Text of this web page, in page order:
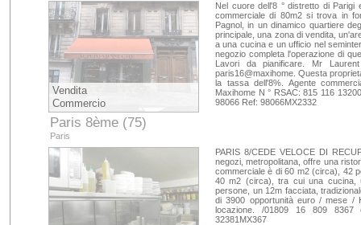
Vendita
Commercio
Paris 8ème (75)
Paris
Nel cuore dell'8 ° distretto di
commerciale di 80m2 si trova in
Pagnol, in un dinamico quartiere
principale, una zona di vendita,
a una cucina e un ufficio nel
negozio completa l'operazione di
Lavori da pianificare. Mr
paris16@maxihome. Questa
la tassa dell'8%. Agente
Maxihome N ° RSAC: 815 116
98066 Ref: 98066MX2332
PARIS 8/CEDE VELOCE DI
negozi, metropolitana, offre una
commerciale è di 60 m2 (circa), 42
40 m2 (circa), tra cui una cucina,
persone, un 12m facciata,
di 3900 opportunità euro / mese /
locazione. /01809 16 809 8367
32381MX367